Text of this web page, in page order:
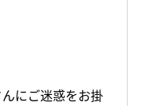
にご迷惑をお掛